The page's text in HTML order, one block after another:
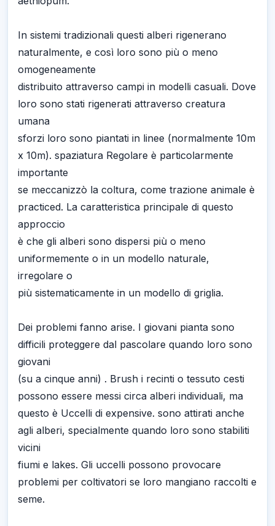
In sistemi tradizionali questi alberi rigenerano
naturalmente, e così loro sono più o meno
omogeneamente
distribuito attraverso campi in modelli casuali. Dove
loro sono stati rigenerati attraverso creatura
umana
sforzi loro sono piantati in linee (normalmente 10m
x 10m). spaziatura Regolare è particolarmente
importante
se meccanizzò la coltura, come trazione animale è
practiced. La caratteristica principale di questo
approccio
è che gli alberi sono dispersi più o meno
uniformemente o in un modello naturale,
irregolare o
più sistematicamente in un modello di griglia.
Dei problemi fanno arise. I giovani pianta sono
difficili proteggere dal pascolare quando loro sono
giovani
(su a cinque anni) . Brush i recinti o tessuto cesti
possono essere messi circa alberi individuali, ma
questo è Uccelli di expensive. sono attirati anche
agli alberi, specialmente quando loro sono stabiliti
vicini
fiumi e lakes. Gli uccelli possono provocare
problemi per coltivatori se loro mangiano raccolti e
seme.